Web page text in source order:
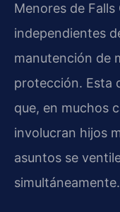
Menores de
independientes
manutención de
protección. Esta
que, en muchos
involucran hijos
asuntos se
simultáneamente.